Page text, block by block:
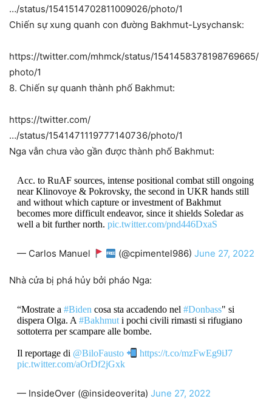
…/status/1541514702811009026/photo/1
Chiến sự xung quanh con đường Bakhmut-Lysychansk:
https://twitter.com/mhmck/status/1541458378198769665/
photo/1
8. Chiến sự quanh thành phố Bakhmut:
https://twitter.com/
…/status/1541471119777140736/photo/1
Nga vẫn chưa vào gần được thành phố Bakhmut:
Acc. to RuAF sources, intense positional combat still ongoing
near Klinovoye & Pokrovsky, the second in UKR hands still
and without which capture or investment of Bakhmut
becomes more difficult endeavor, since it shields Soledar as
well a bit further north. pic.twitter.com/pnd446DxaS
— Carlos Manuel (@cpimentel986) June 27, 2022
Nhà cửa bị phá hủy bởi pháo Nga:
“Mostrate a #Biden cosa sta accadendo nel #Donbass" si
dispera Olga. A #Bakhmuti pochi civili rimasti si rifugiano
sottoterra per scampare alle bombe.
Il reportage di @BiloFausto
https://t.co/mzFwEg9iJ7
pic.twitter.com/aOrDf2jGxk
— InsideOver (@insideoverita) June 27, 2022